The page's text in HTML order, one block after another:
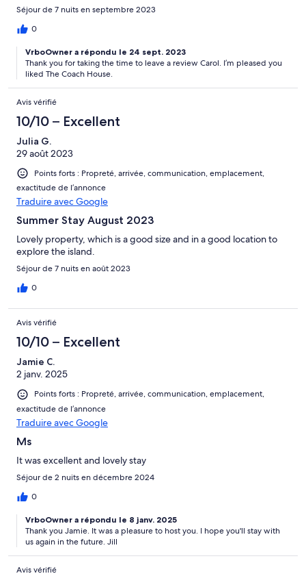
Séjour de 7 nuits en septembre 2023
0
VrboOwner a répondu le 24 sept. 2023
Thank you for taking the time to leave a review Carol. I’m pleased you
liked The Coach House.
Avis vérifié
10/10 – Excellent
Julia G.
29 août 2023
Points forts : Propreté, arrivée, communication, emplacement,
exactitude de l’annonce
Traduire avec Google
Summer Stay August 2023
Lovely property, which is a good size and in a good location to
explore the island.
Séjour de 7 nuits en août 2023
0
Avis vérifié
10/10 – Excellent
Jamie C.
2 janv. 2025
Points forts : Propreté, arrivée, communication, emplacement,
exactitude de l’annonce
Traduire avec Google
Ms
It was excellent and lovely stay
Séjour de 2 nuits en décembre 2024
0
VrboOwner a répondu le 8 janv. 2025
Thank you Jamie. It was a pleasure to host you. I hope you'll stay with
us again in the future. Jill
Avis vérifié